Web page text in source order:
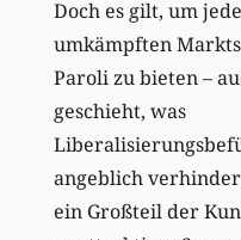
Doch es gilt, um
umkämpften
Paroli zu bieten –
geschieht, was
angeblich
ein Großteil der